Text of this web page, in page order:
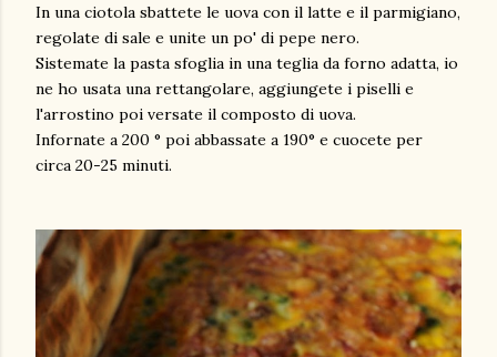
In una ciotola sbattete le uova con il latte e il parmigiano,
regolate di sale e unite un po' di pepe nero.
Sistemate la pasta sfoglia in una teglia da forno adatta, io
ne ho usata una rettangolare, aggiungete i piselli e
l'arrostino poi versate il composto di uova.
Infornate a 200 ° poi abbassate a 190° e cuocete per
circa 20-25 minuti.